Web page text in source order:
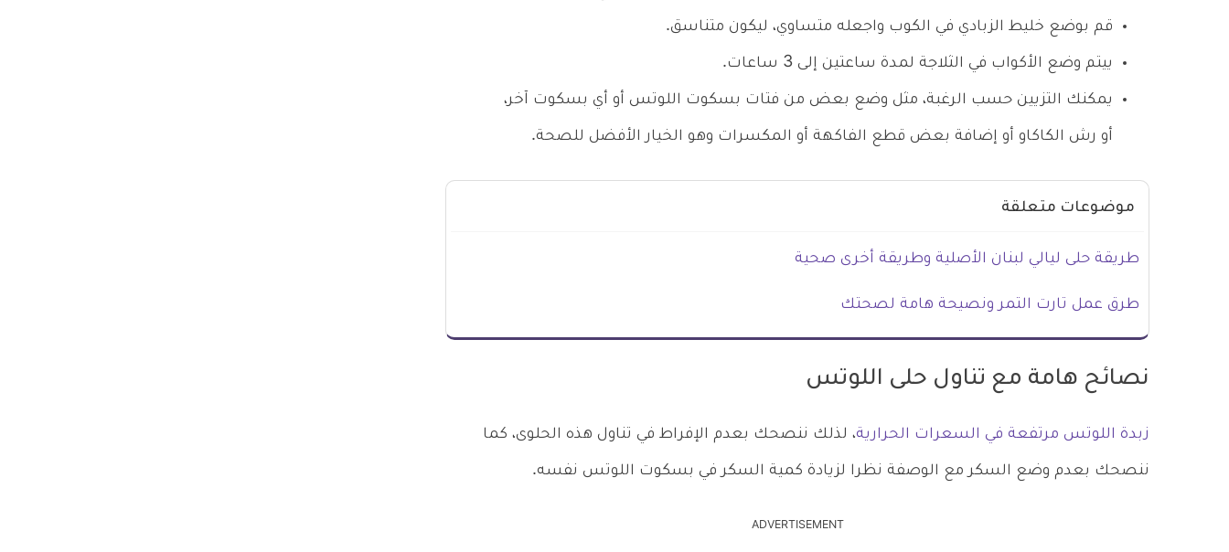
قم بوضع خليط الزبادي في الكوب واجعله متساوي، ليكون متناسق.
ييتم وضع الأكواب في الثلاجة لمدة ساعتين إلى 3 ساعات.
يمكنك التزيين حسب الرغبة، مثل وضع بعض من فتات بسكوت اللوتس أو أي بسكوت آخر،
أو رش الكاكاو أو إضافة بعض قطع الفاكهة أو المكسرات وهو الخيار الأفضل للصحة.
موضوعات متعلقة
طريقة حلى ليالي لبنان الأصلية وطريقة أخرى صحية
طرق عمل تارت التمر ونصيحة هامة لصحتك
نصائح هامة مع تناول حلى اللوتس
زبدة اللوتس مرتفعة في السعرات الحرارية، لذلك ننصحك بعدم الإفراط في تناول هذه الحلوى، كما
ننصحك بعدم وضع السكر مع الوصفة نظرا لزيادة كمية السكر في بسكوت اللوتس نفسه.
ADVERTISEMENT